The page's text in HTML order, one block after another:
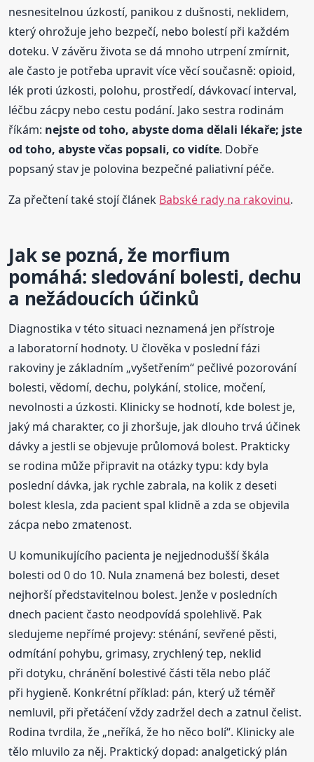
nesnesitelnou úzkostí, panikou z dušnosti, neklidem,
který ohrožuje jeho bezpečí, nebo bolestí při každém
doteku. V závěru života se dá mnoho utrpení zmírnit,
ale často je potřeba upravit více věcí současně: opioid,
lék proti úzkosti, polohu, prostředí, dávkovací interval,
léčbu zácpy nebo cestu podání. Jako sestra rodinám
říkám: nejste od toho, abyste doma dělali lékaře; jste
od toho, abyste včas popsali, co vidíte. Dobře
popsaný stav je polovina bezpečné paliativní péče.
Za přečtení také stojí článek Babské rady na rakovinu.
Jak se pozná, že morfium
pomáhá: sledování bolesti, dechu
a nežádoucích účinků
Diagnostika v této situaci neznamená jen přístroje
a laboratorní hodnoty. U člověka v poslední fázi
rakoviny je základním „vyšetřením“ pečlivé pozorování
bolesti, vědomí, dechu, polykání, stolice, močení,
nevolnosti a úzkosti. Klinicky se hodnotí, kde bolest je,
jaký má charakter, co ji zhoršuje, jak dlouho trvá účinek
dávky a jestli se objevuje průlomová bolest. Prakticky
se rodina může připravit na otázky typu: kdy byla
poslední dávka, jak rychle zabrala, na kolik z deseti
bolest klesla, zda pacient spal klidně a zda se objevila
zácpa nebo zmatenost.
U komunikujícího pacienta je nejjednodušší škála
bolesti od 0 do 10. Nula znamená bez bolesti, deset
nejhorší představitelnou bolest. Jenže v posledních
dnech pacient často neodpovídá spolehlivě. Pak
sledujeme nepřímé projevy: sténání, sevřené pěsti,
odmítání pohybu, grimasy, zrychlený tep, neklid
při dotyku, chránění bolestivé části těla nebo pláč
při hygieně. Konkrétní příklad: pán, který už téměř
nemluvil, při přetáčení vždy zadržel dech a zatnul čelist.
Rodina tvrdila, že „neříká, že ho něco bolí“. Klinicky ale
tělo mluvilo za něj. Praktický dopad: analgetický plán